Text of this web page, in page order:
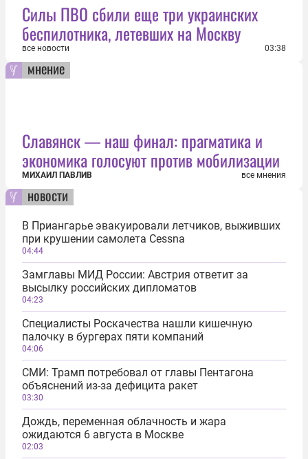
Силы ПВО сбили еще три украинских
беспилотника, летевших на Москву
все новости 03:38
мнение
Славянск — наш финал: прагматика и
экономика голосуют против мобилизации
МИХАИЛ ПАВЛИВ все мнения
новости
В Приангарье эвакуировали летчиков, выживших
при крушении самолета Cessna
04:44
Замглавы МИД России: Австрия ответит за
высылку российских дипломатов
04:23
Специалисты Роскачества нашли кишечную
палочку в бургерах пяти компаний
04:06
СМИ: Трамп потребовал от главы Пентагона
объяснений из-за дефицита ракет
03:30
Дождь, переменная облачность и жара
ожидаются 6 августа в Москве
02:03